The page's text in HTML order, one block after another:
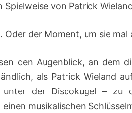
Spielweise von Patrick
Oder der Moment, um sie mal
den Augenblick, an dem
als Patrick Wieland
der Discokugel – zu
musikalischen